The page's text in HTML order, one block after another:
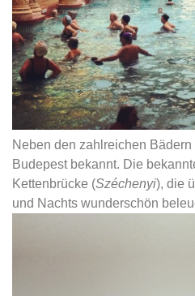
Neben den zahlreichen
Budepest bekannt. Die
Kettenbrücke (Széchenyi), die
und Nachts wunderschön